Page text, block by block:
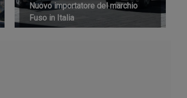
Nuovo importatore del marchio
Fuso in Italia